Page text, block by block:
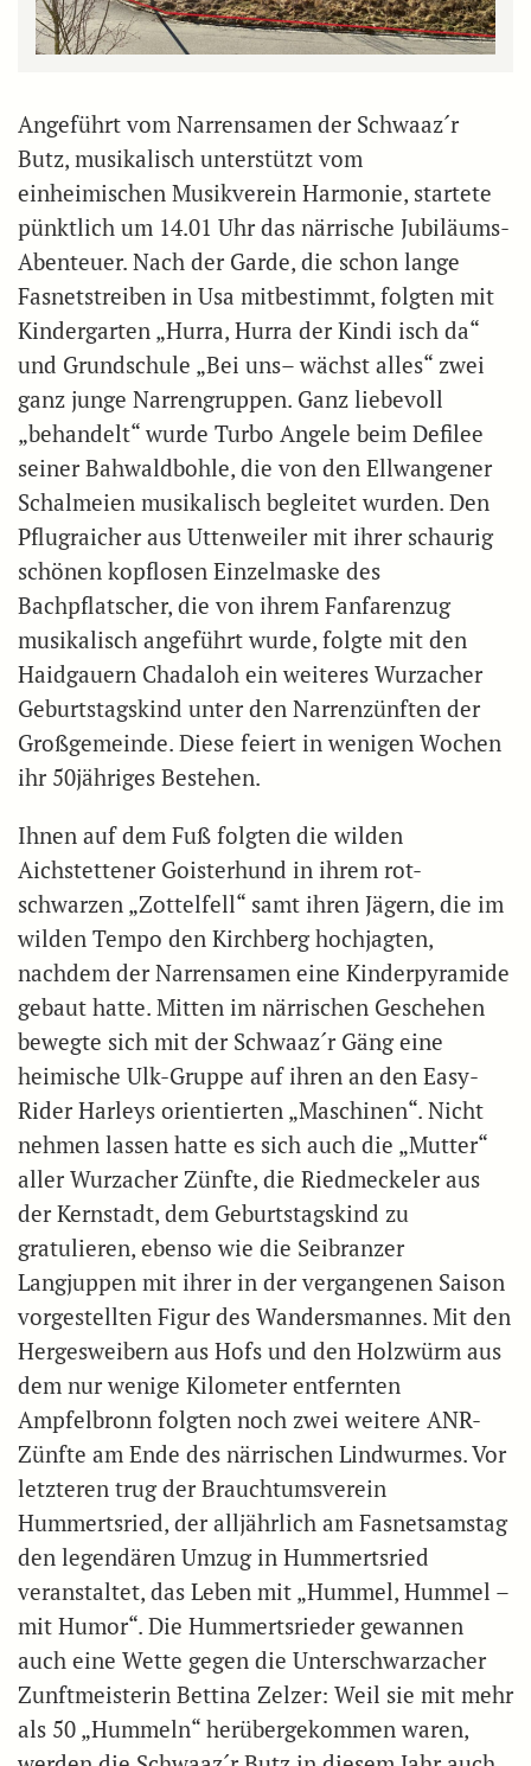
Angeführt vom Narrensamen der Schwaaz´r
Butz, musikalisch unterstützt vom
einheimischen Musikverein Harmonie, startete
pünktlich um 14.01 Uhr das närrische Jubiläums-
Abenteuer. Nach der Garde, die schon lange
Fasnetstreiben in Usa mitbestimmt, folgten mit
Kindergarten „Hurra, Hurra der Kindi isch da“
und Grundschule „Bei uns– wächst alles“ zwei
ganz junge Narrengruppen. Ganz liebevoll
„behandelt“ wurde Turbo Angele beim Defilee
seiner Bahwaldbohle, die von den Ellwangener
Schalmeien musikalisch begleitet wurden. Den
Pflugraicher aus Uttenweiler mit ihrer schaurig
schönen kopflosen Einzelmaske des
Bachpflatscher, die von ihrem Fanfarenzug
musikalisch angeführt wurde, folgte mit den
Haidgauern Chadaloh ein weiteres Wurzacher
Geburtstagskind unter den Narrenzünften der
Großgemeinde. Diese feiert in wenigen Wochen
ihr 50jähriges Bestehen.
Ihnen auf dem Fuß folgten die wilden
Aichstettener Goisterhund in ihrem rot-
schwarzen „Zottelfell“ samt ihren Jägern, die im
wilden Tempo den Kirchberg hochjagten,
nachdem der Narrensamen eine Kinderpyramide
gebaut hatte. Mitten im närrischen Geschehen
bewegte sich mit der Schwaaz´r Gäng eine
heimische Ulk-Gruppe auf ihren an den Easy-
Rider Harleys orientierten „Maschinen“. Nicht
nehmen lassen hatte es sich auch die „Mutter“
aller Wurzacher Zünfte, die Riedmeckeler aus
der Kernstadt, dem Geburtstagskind zu
gratulieren, ebenso wie die Seibranzer
Langjuppen mit ihrer in der vergangenen Saison
vorgestellten Figur des Wandersmannes. Mit den
Hergesweibern aus Hofs und den Holzwürm aus
dem nur wenige Kilometer entfernten
Ampfelbronn folgten noch zwei weitere ANR-
Zünfte am Ende des närrischen Lindwurmes. Vor
letzteren trug der Brauchtumsverein
Hummertsried, der alljährlich am Fasnetsamstag
den legendären Umzug in Hummertsried
veranstaltet, das Leben mit „Hummel, Hummel –
mit Humor“. Die Hummertsrieder gewannen
auch eine Wette gegen die Unterschwarzacher
Zunftmeisterin Bettina Zelzer: Weil sie mit mehr
als 50 „Hummeln“ herübergekommen waren,